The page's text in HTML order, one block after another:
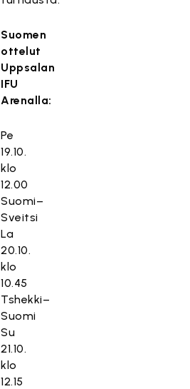
Suomen
ottelut
Uppsalan
IFU
Arenalla:
Pe
19.10.
klo
12.00
Suomi–
Sveitsi
La
20.10.
klo
10.45
Tshekki–
Suomi
Su
21.10.
klo
12.15